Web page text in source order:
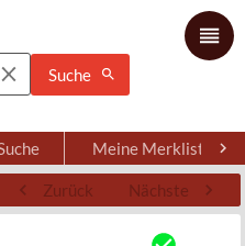
Suche
Meine Merkliste
Zurück Nächste